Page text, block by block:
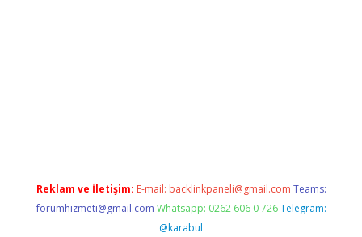
Reklam ve İletişim: E-mail: backlinkpaneli@gmail.com Teams:
forumhizmeti@gmail.com Whatsapp: 0262 606 0 726 Telegram:
@karabul